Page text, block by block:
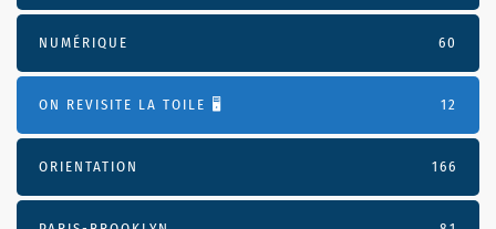
NUMÉRIQUE 60
ON REVISITE LA TOILE 🖥️ 12
ORIENTATION 166